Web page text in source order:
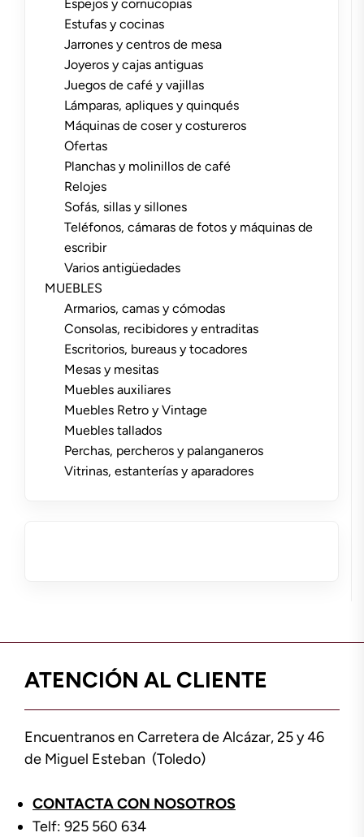
Espejos y cornucopias
Estufas y cocinas
Jarrones y centros de mesa
Joyeros y cajas antiguas
Juegos de café y vajillas
Lámparas, apliques y quinqués
Máquinas de coser y costureros
Ofertas
Planchas y molinillos de café
Relojes
Sofás, sillas y sillones
Teléfonos, cámaras de fotos y máquinas de
escribir
Varios antigüedades
MUEBLES
Armarios, camas y cómodas
Consolas, recibidores y entraditas
Escritorios, bureaus y tocadores
Mesas y mesitas
Muebles auxiliares
Muebles Retro y Vintage
Muebles tallados
Perchas, percheros y palanganeros
Vitrinas, estanterías y aparadores
ATENCIÓN AL CLIENTE
Encuentranos en Carretera de Alcázar, 25 y 46
de Miguel Esteban (Toledo)
CONTACTA CON NOSOTROS
Telf: 925 560 634